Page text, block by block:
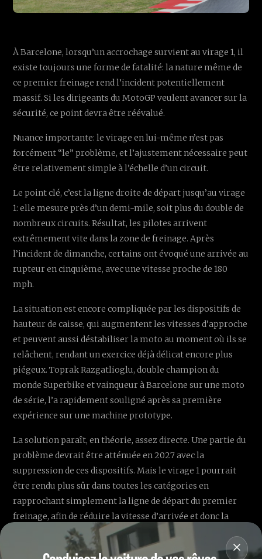
À Barcelone, lorsqu’un accrochage survient au virage 1, il
existe toujours une forme de fatalité: la nature même de
ce premier freinage rend l’incident potentiellement
massif. Si les dirigeants du MotoGP veulent avancer sur la
sécurité, ce point devra être réévalué.
Nuance importante: le virage en lui-même n’est pas
forcément “le” problème, et l’ajustement nécessaire peut
être relativement simple à l’échelle d’un circuit.
Le point clé, c’est la ligne droite de départ jusqu’au virage
1: elle mesure près d’un demi-mile, soit plus du double de
nombreux circuits. Résultat, les pilotes arrivent
extrêmement vite dans la zone de freinage. Après
l’incident de dimanche, certains ont évoqué une arrivée au
rupteur en cinquième, avec une vitesse proche de 180
mph.
La situation est encore compliquée par les dispositifs de
hauteur de caisse, qui augmentent les vitesses d’approche
et peuvent aussi déstabiliser la moto au moment où ils se
relâchent, rendant un exercice déjà délicat encore plus
piégeux. Toprak Razgatlioglu, double champion du
monde Superbike et vainqueur à Barcelone sur une moto
de série, l’a rapidement souligné après sa première
expérience sur une machine prototype.
La solution paraît, en théorie, assez directe. Une partie du
problème devrait être atténuée en 2027 avec la
suppression de ces dispositifs. Mais le virage 1 pourrait
être rendu plus sûr dans toutes les catégories en
rapprochant simplement la ligne de départ du premier
freinage, afin de réduire la vitesse d’arrivée et donc la
violence potentielle des contacts.